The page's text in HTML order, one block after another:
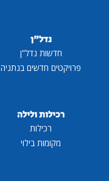
נדל"ן
חדשות נדל"ן
פרויקטים חדשים בנתניה
רכילות ולילה
רכילות
מקומות בילוי